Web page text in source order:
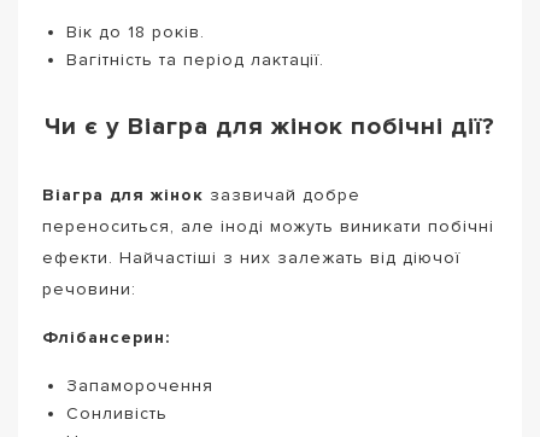
Вік до 18 років.
Вагітність та період лактації.
Чи є у Віагра для жінок побічні дії?
Віагра для жінок зазвичай добре
переноситься, але іноді можуть виникати побічні
ефекти. Найчастіші з них залежать від діючої
речовини:
Флібансерин:
Запаморочення
Сонливість